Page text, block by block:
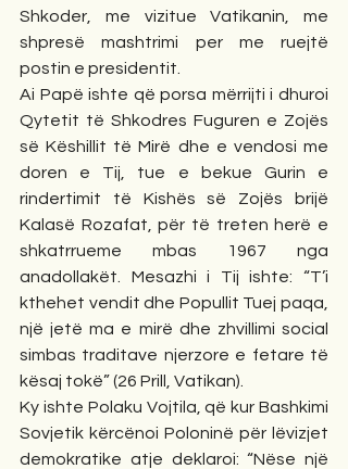
Shkoder, me vizitue Vatikanin, me
shpresë mashtrimi per me ruejtë
postin e presidentit.
Ai Papë ishte që porsa mërrijti i dhuroi
Qytetit të Shkodres Fuguren e Zojës
së Këshillit të Mirë dhe e vendosi me
doren e Tij, tue e bekue Gurin e
rindertimit të Kishës së Zojës brijë
Kalasë Rozafat, për të treten herë e
shkatrrueme mbas 1967 nga
anadollakët. Mesazhi i Tij ishte: “T’i
kthehet vendit dhe Popullit Tuej paqa,
një jetë ma e mirë dhe zhvillimi social
simbas traditave njerzore e fetare të
kësaj tokë” (26 Prill, Vatikan).
Ky ishte Polaku Vojtila, që kur Bashkimi
Sovjetik kërcënoi Poloninë për lëvizjet
demokratike atje deklaroi: “Nëse një